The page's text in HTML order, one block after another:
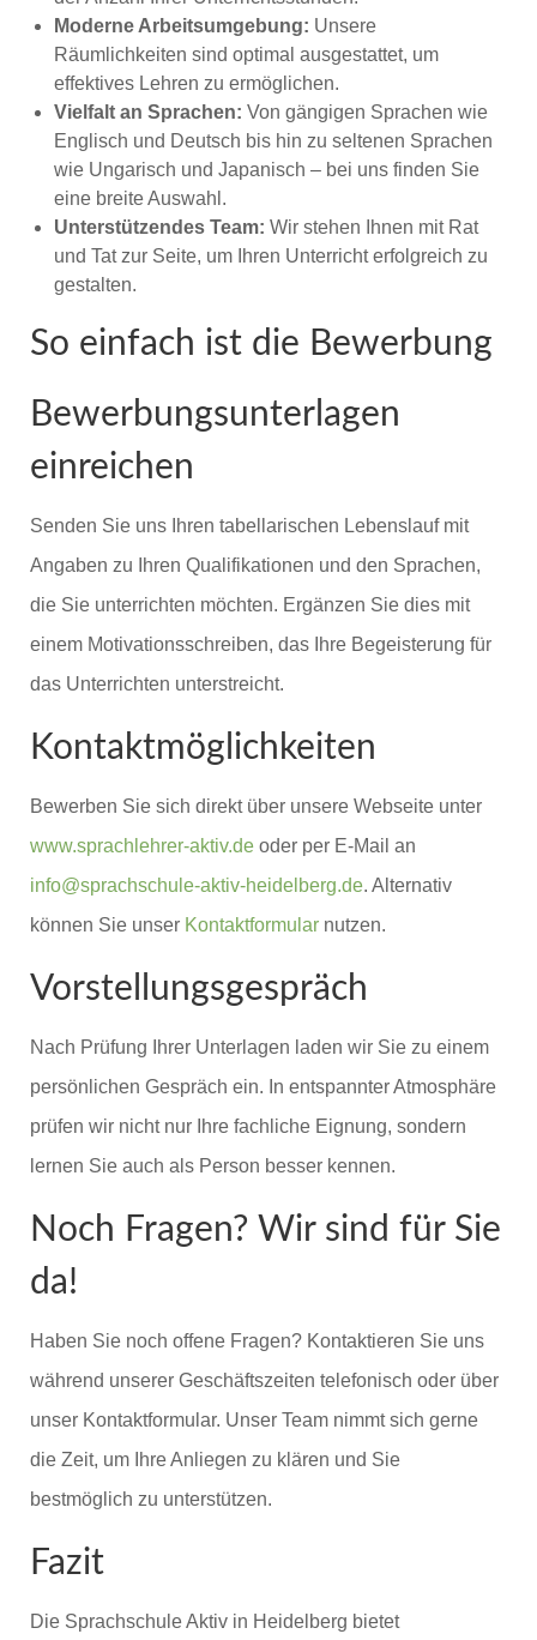
Moderne Arbeitsumgebung: Unsere
Räumlichkeiten sind optimal ausgestattet, um
effektives Lehren zu ermöglichen.
Vielfalt an Sprachen: Von gängigen Sprachen wie
Englisch und Deutsch bis hin zu seltenen Sprachen
wie Ungarisch und Japanisch – bei uns finden Sie
eine breite Auswahl.
Unterstützendes Team: Wir stehen Ihnen mit Rat
und Tat zur Seite, um Ihren Unterricht erfolgreich zu
gestalten.
So einfach ist die Bewerbung
Bewerbungsunterlagen
einreichen
Senden Sie uns Ihren tabellarischen Lebenslauf mit
Angaben zu Ihren Qualifikationen und den Sprachen,
die Sie unterrichten möchten. Ergänzen Sie dies mit
einem Motivationsschreiben, das Ihre Begeisterung für
das Unterrichten unterstreicht.
Kontaktmöglichkeiten
Bewerben Sie sich direkt über unsere Webseite unter
www.sprachlehrer-aktiv.de oder per E-Mail an
info@sprachschule-aktiv-heidelberg.de. Alternativ
können Sie unser Kontaktformular nutzen.
Vorstellungsgespräch
Nach Prüfung Ihrer Unterlagen laden wir Sie zu einem
persönlichen Gespräch ein. In entspannter Atmosphäre
prüfen wir nicht nur Ihre fachliche Eignung, sondern
lernen Sie auch als Person besser kennen.
Noch Fragen? Wir sind für Sie
da!
Haben Sie noch offene Fragen? Kontaktieren Sie uns
während unserer Geschäftszeiten telefonisch oder über
unser Kontaktformular. Unser Team nimmt sich gerne
die Zeit, um Ihre Anliegen zu klären und Sie
bestmöglich zu unterstützen.
Fazit
Die Sprachschule Aktiv in Heidelberg bietet